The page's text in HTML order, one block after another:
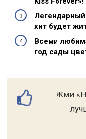
Легендарный
хит будет
Всеми
год сады
Жми